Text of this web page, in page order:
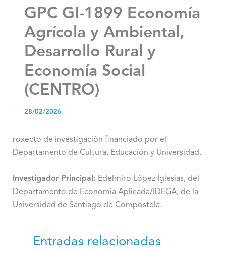
GPC GI-1899 Economía
Agrícola y Ambiental,
Desarrollo Rural y
Economía Social
(CENTRO)
28/02/2026
roxecto de investigación financiado por el
Departamento de Cultura, Educación y Universidad.
Investigador Principal: Edelmiro López Iglesias, del
Departamento de Economía Aplicada/IDEGA, de la
Universidad de Santiago de Compostela.
Entradas relacionadas